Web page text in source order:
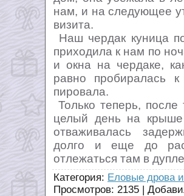
нам, и на следующее
визита.
Наш чердак куница
приходила к нам по
и окна на чердаке,
равно пробиралась
пировала.
Только теперь, после
целый день на
отваживалась
долго и еще до
отлежаться там в
Категория: Еловые дрова
Просмотров: 2135 |